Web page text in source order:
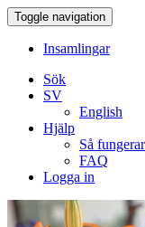
Toggle navigation
Insamlingar
Sök
SV
English
Hjälp
Så
FAQ
Logga in